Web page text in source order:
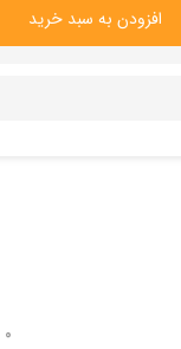
افزودن به سبد خرید
0